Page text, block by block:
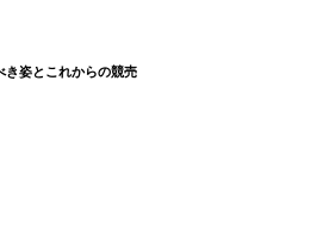
き姿とこれからの競売